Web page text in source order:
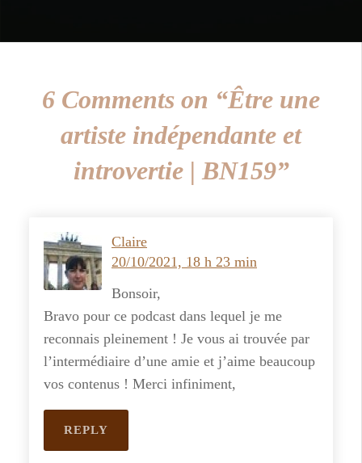
6 Comments on “Être une
artiste indépendante et
introvertie | BN159”
Claire
20/10/2021, 18 h 23 min
Bonsoir,
Bravo pour ce podcast dans lequel je me
reconnais pleinement ! Je vous ai trouvée par
l’intermédiaire d’une amie et j’aime beaucoup
vos contenus ! Merci infiniment,
REPLY